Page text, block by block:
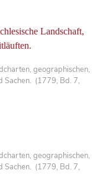
Landschaft,
geographischen,
Sachen. (1779, Bd. 7,
geographischen,
Sachen. (1779, Bd. 7,